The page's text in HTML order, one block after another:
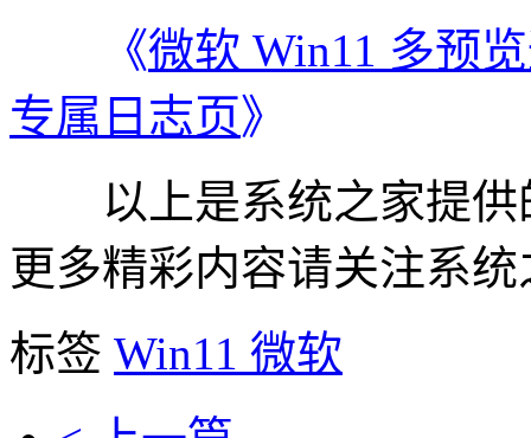
《微软 Win11 多预
专属日志页》
以上是系统之家提供
更多精彩内容请关注系
标签 Win11 微软